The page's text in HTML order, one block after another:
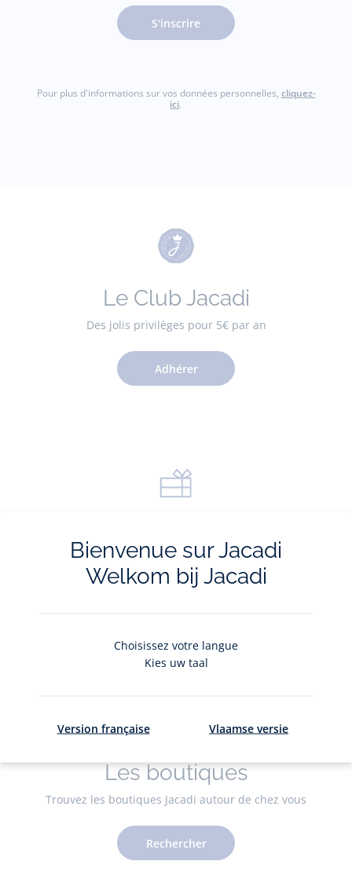
S'inscrire
Pour plus d'informations sur vos données personnelles, cliquez-
ici.
Le Club Jacadi
Des jolis privilèges pour 5€ par an
Adhérer
La carte cadeau
Valable en boutique et en ligne
Les boutiques
Trouvez les boutiques Jacadi autour de chez vous
Rechercher
Bienvenue sur Jacadi
Welkom bij Jacadi
Choisissez votre langue
Kies uw taal
Version française Vlaamse versie